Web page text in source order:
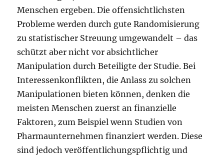
Menschen ergeben. Die offensichtlichsten
Probleme werden durch gute Randomisierung
zu statistischer Streuung umgewandelt – das
schützt aber nicht vor absichtlicher
Manipulation durch Beteiligte der Studie. Bei
Interessenkonflikten, die Anlass zu solchen
Manipulationen bieten können, denken die
meisten Menschen zuerst an finanzielle
Faktoren, zum Beispiel wenn Studien von
Pharmaunternehmen finanziert werden. Diese
sind jedoch veröffentlichungspflichtig und